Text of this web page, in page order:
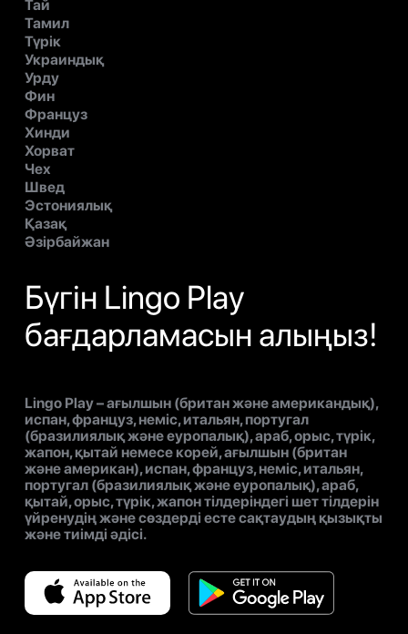
Тай
Тамил
Түрік
Украиндық
Урду
Фин
Француз
Хинди
Хорват
Чех
Швед
Эстониялық
Қазақ
Әзірбайжан
Бүгін Lingo Play
бағдарламасын алыңыз!
Lingo Play – ағылшын (британ және американдық),
испан, француз, неміс, итальян, португал
(бразилиялық және еуропалық), араб, орыс, түрік,
жапон, қытай немесе корей, ағылшын (британ
және американ), испан, француз, неміс, итальян,
португал (бразилиялық және еуропалық), араб,
қытай, орыс, түрік, жапон тілдеріндегі шет тілдерін
үйренудің және сөздерді есте сақтаудың қызықты
және тиімді әдісі.